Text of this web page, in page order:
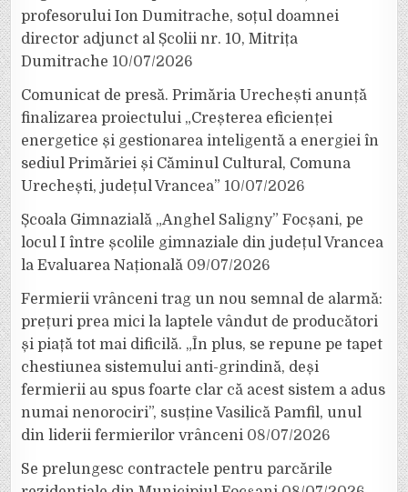
profesorului Ion Dumitrache, soțul doamnei
director adjunct al Școlii nr. 10, Mitrița
Dumitrache 10/07/2026
Comunicat de presă. Primăria Urechești anunță
finalizarea proiectului „Creșterea eficienței
energetice și gestionarea inteligentă a energiei în
sediul Primăriei și Căminul Cultural, Comuna
Urechești, județul Vrancea” 10/07/2026
Școala Gimnazială „Anghel Saligny” Focșani, pe
locul I între școlile gimnaziale din județul Vrancea
la Evaluarea Națională 09/07/2026
Fermierii vrânceni trag un nou semnal de alarmă:
prețuri prea mici la laptele vândut de producători
și piață tot mai dificilă. „În plus, se repune pe tapet
chestiunea sistemului anti-grindină, deși
fermierii au spus foarte clar că acest sistem a adus
numai nenorociri”, susține Vasilică Pamfil, unul
din liderii fermierilor vrânceni 08/07/2026
Se prelungesc contractele pentru parcările